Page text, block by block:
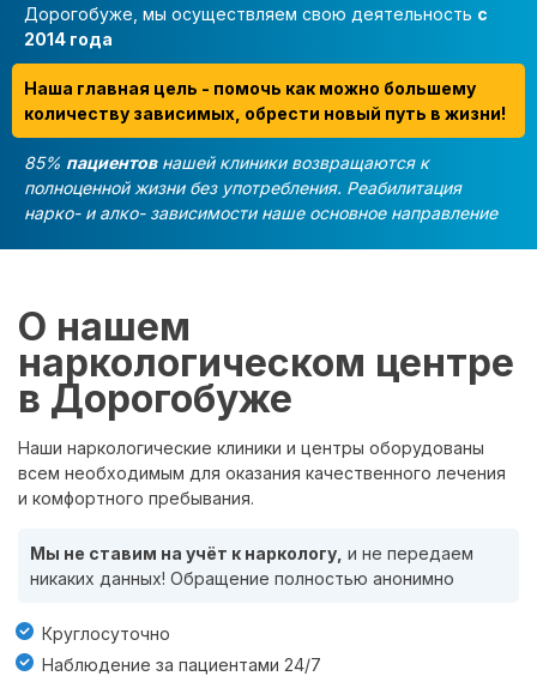
Дорогобуже, мы осуществляем свою деятельность с
2014 года
Наша главная цель - помочь как можно большему
количеству зависимых, обрести новый путь в жизни!
85% пациентовнашей клиники возвращаются к
полноценной жизни без употребления. Реабилитация
нарко- и алко- зависимости наше основное направление
О нашем
наркологическом центре
в Дорогобуже
Наши наркологические клиники и центры оборудованы
всем необходимым для оказания качественного лечения
и комфортного пребывания.
Мы не ставим на учёт к наркологу, и не передаем
никаких данных! Обращение полностью анонимно
Круглосуточно
Наблюдение за пациентами 24/7